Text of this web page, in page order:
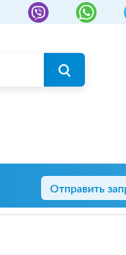
Отправить